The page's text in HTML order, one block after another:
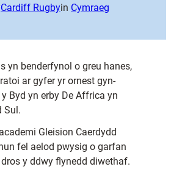
Cardiff Rugbyin Cymraeg
yn benderfynol o greu hanes,
ar gyfer yr ornest gyn-
Byd yn erby De Affrica yn
Sul.
Gleision Caerdydd
fel aelod pwysig o garfan
y ddwy flynedd diwethaf.